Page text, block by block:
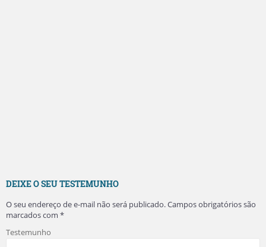
DEIXE O SEU TESTEMUNHO
O seu endereço de e-mail não será publicado.Campos obrigatórios são
marcados com *
Testemunho